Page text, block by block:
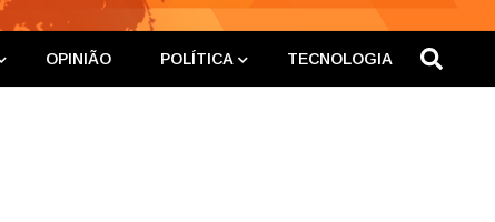
OPINIÃO POLÍTICA TECNOLOGIA